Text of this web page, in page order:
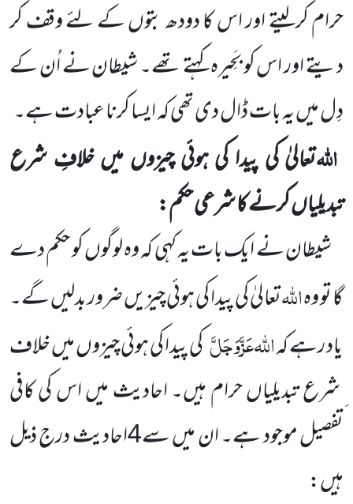
حرام کرلیتے اور اس کا دودھ بتوں کے لئے وقف کر
دیتے اور اس کو بَحِیرہ کہتے تھے۔ شیطان نے اُن کے
دِل میں یہ بات ڈال دی تھی کہ ایسا کرنا عبادت ہے۔
اللہتعالیٰ کی پیدا کی ہوئی چیزوں میں خلافِ شرع
تبدیلیاں کرنے کا شرعی حکم:
شیطان نے ایک بات یہ کہی کہ وہ لوگوں کو حکم دے
گا تو وہاللہتعالیٰ کی پیدا کی ہوئی چیزیں ضرور بدلیں گے۔
یاد رہے کہاللہعَزَّوَجَلَّکی پیدا کی ہوئی چیزوں میں خلاف
ِ شرع تبدیلیاں حرام ہیں۔ احادیث میں اس کی کافی
تفصیل موجود ہے۔ ان میں سے4احادیث درج ذیل
ہیں: